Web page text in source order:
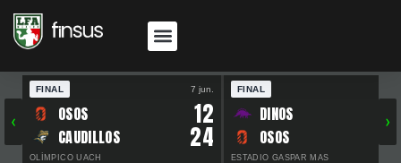
‹
FINAL 7 jun.
OSOS 12
CAUDILLOS 24
OLÍMPICO UACH
FINAL
DINOS
OSOS
ESTADIO GASPAR MAS
›